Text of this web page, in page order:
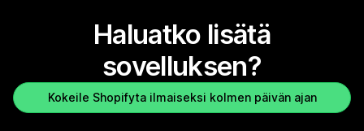
Haluatko lisätä
sovelluksen?
Kokeile Shopifyta ilmaiseksi kolmen päivän ajan